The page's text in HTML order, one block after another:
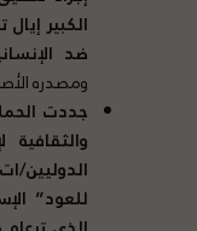
الكبير
ضد
ومصدره
جددت
والثقافية
الدوليين/
للعود”